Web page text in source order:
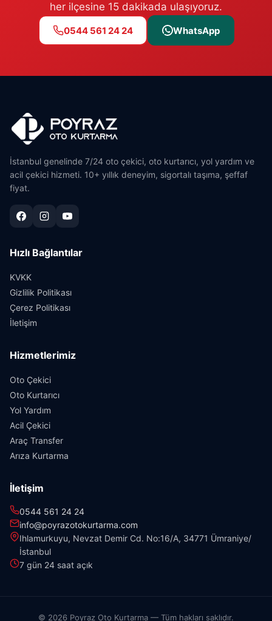
her ilçesine 15 dakikada ulaşıyoruz.
0544 561 24 24 WhatsApp
İstanbul genelinde 7/24 oto çekici, oto kurtarıcı, yol yardım ve
acil çekici hizmeti. 10+ yıllık deneyim, sigortalı taşıma, şeffaf
fiyat.
Hızlı Bağlantılar
KVKK
Gizlilik Politikası
Çerez Politikası
İletişim
Hizmetlerimiz
Oto Çekici
Oto Kurtarıcı
Yol Yardım
Acil Çekici
Araç Transfer
Arıza Kurtarma
İletişim
0544 561 24 24
info@poyrazotokurtarma.com
Ihlamurkuyu, Nevzat Demir Cd. No:16/A, 34771 Ümraniye/
İstanbul
7 gün 24 saat açık
© 2026 Poyraz Oto Kurtarma — Tüm hakları saklıdır.